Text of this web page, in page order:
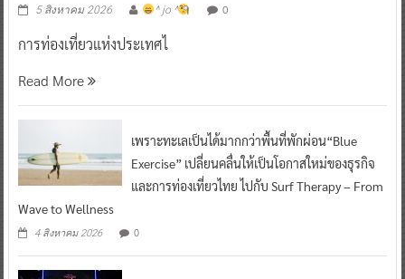
5 สิงหาคม 2026 ^ jo ^ 0
การท่องเที่ยวแห่งประเทศไ
Read More
เพราะทะเลเป็นได้มากกว่าพื้นที่พักผ่อน“Blue
Exercise” เปลี่ยนคลื่นให้เป็นโอกาสใหม่ของธุรกิจ
และการท่องเที่ยวไทย ไปกับ Surf Therapy – From
Wave to Wellness
4 สิงหาคม 2026 0